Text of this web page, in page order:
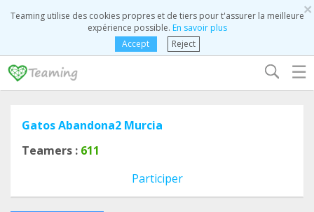
×
Teaming utilise des cookies propres et de tiers pour t'assurer la meilleure
expérience possible. En savoir plus
Accept
Reject
☰
Gatos Abandona2 Murcia
Teamers : 611
Participer